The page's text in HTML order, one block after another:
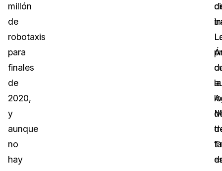
millón
de
robotaxis
para
finales
de
2020,
y
aunque
no
hay
la